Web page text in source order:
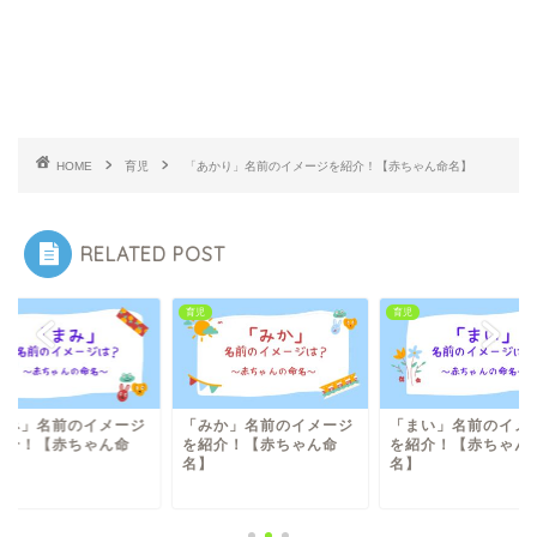
HOME 育児 「あかり」名前のイメージを紹介！【赤ちゃん命名】
RELATED POST
か」名前のイメージ
介！【赤ちゃん命
育児
「まい」名前のイメージ
を紹介！【赤ちゃん命
名】
育児
「まみ」名前のイメ
を紹介！【赤ちゃん
名】